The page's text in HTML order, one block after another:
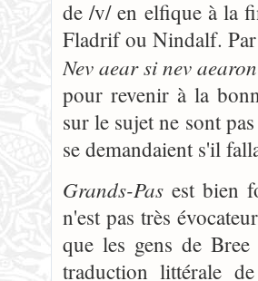
de /v/ en elfique à la
Fladrif ou Nindalf.
Nev aear si nev aearon
pour revenir à la
sur le sujet ne sont
se demandaient s'il
Grands-Pas est bien
n'est pas très
que les gens de
traduction littérale